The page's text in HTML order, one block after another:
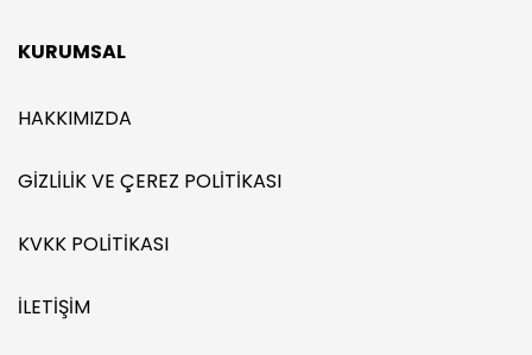
KURUMSAL
HAKKIMIZDA
GIZLILIK VE ÇEREZ POLITIKASI
KVKK POLITIKASI
İLETIŞIM